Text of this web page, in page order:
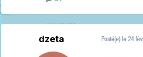
dzeta Posté(e) le 24